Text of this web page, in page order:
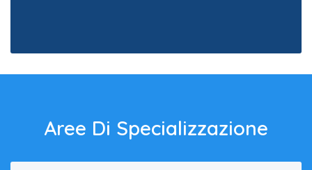
Aree Di Specializzazione